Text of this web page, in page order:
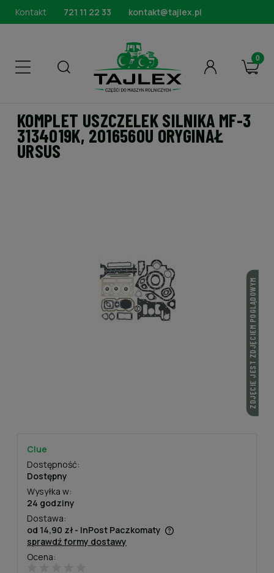
Kontakt 721 11 22 33 kontakt@tajlex.pl
KOMPLET USZCZELEK SILNIKA MF-3
3134019K, 2016560U ORYGINAŁ
URSUS
ZDJĘCIE JEST ZDJĘCIEM POGLĄDOWYM
Ocena:
Clue
Dostępność:
Dostępny
Wysyłka w:
24 godziny
Dostawa:
od 14,90 zł - InPost Paczkomaty
Cena nie zawiera ewentualnych kosztów płatności
sprawdź formy dostawy